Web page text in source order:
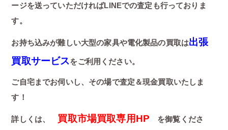
ージを送っていただければLINEでの査定も行っておりま
す。
お持ち込みが難しい大型の家具や電化製品の買取は出張
買取サービスをご利用ください。
ご自宅までお伺いし、その場で査定＆現金買取いたしま
す！
詳しくは、 買取市場買取専用HP を御覧くださ